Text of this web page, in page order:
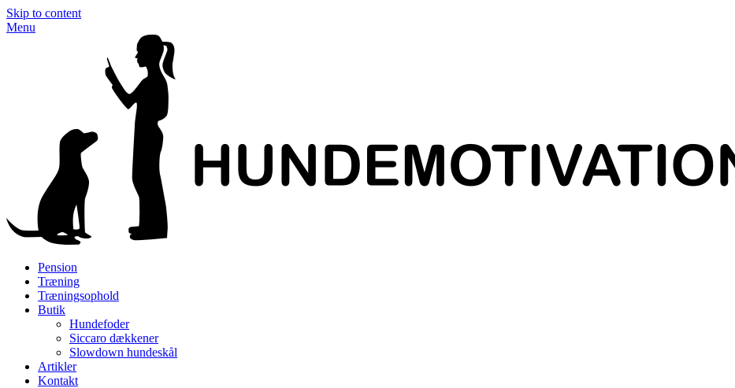
Skip to content
Menu
Pension
Træning
Træningsophold
Butik
Hundefoder
Siccaro dækkener
Slowdown hundeskål
Artikler
Kontakt